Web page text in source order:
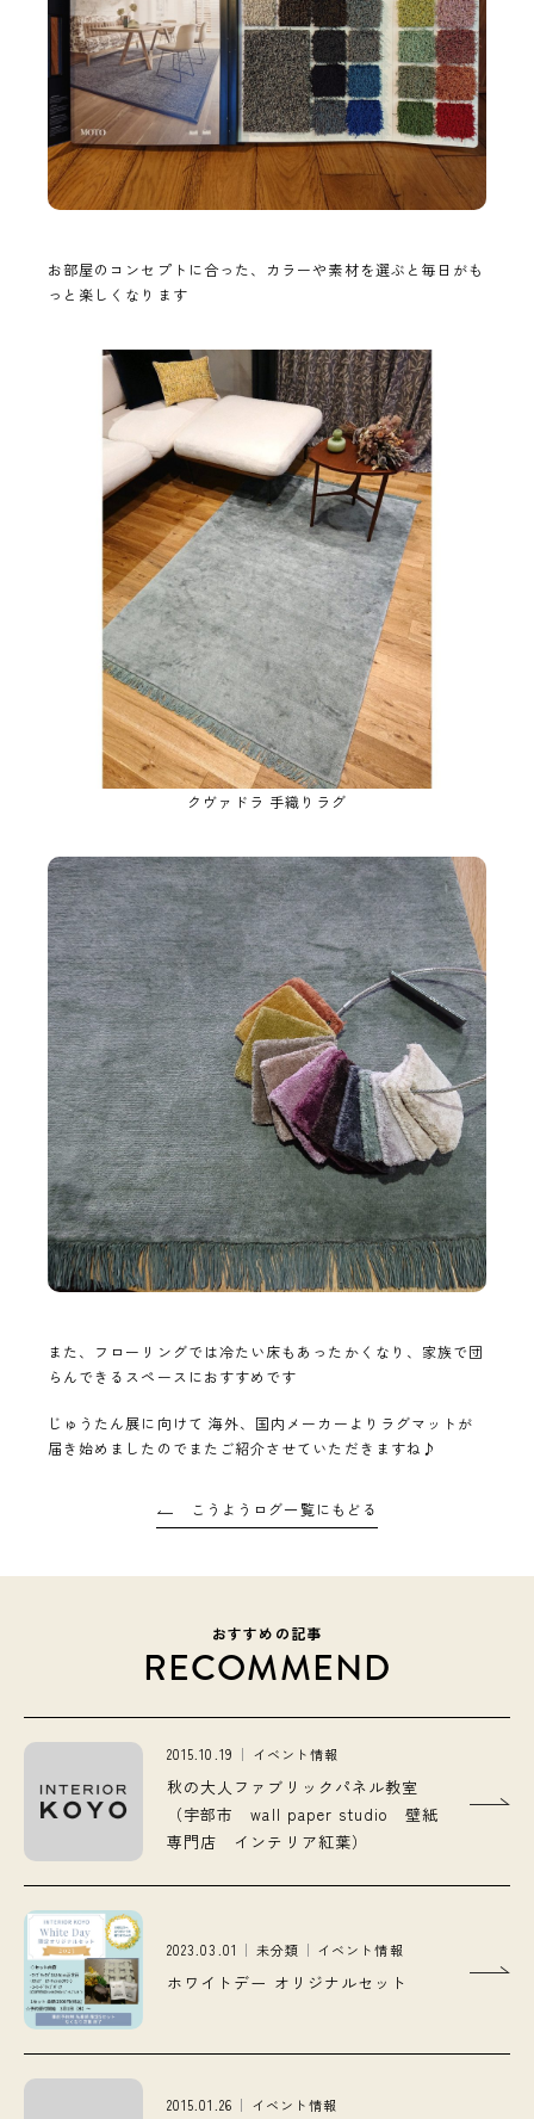
お部屋のコンセプトに合った、カラーや素材を選ぶと毎日がも
っと楽しくなります
クヴァドラ 手織りラグ
また、フローリングでは冷たい床もあったかくなり、家族で団
らんできるスペースにおすすめです
じゅうたん展に向けて 海外、国内メーカーよりラグマットが
届き始めましたのでまたご紹介させていただきますね♪
こうようログ一覧にもどる
おすすめの記事
RECOMMEND
2015.10.19 イベント情報
秋の大人ファブリックパネル教室
（宇部市 wall paper studio 壁紙
専門店 インテリア紅葉）
2023.03.01 未分類 イベント情報
ホワイトデー オリジナルセット
2015.01.26 イベント情報